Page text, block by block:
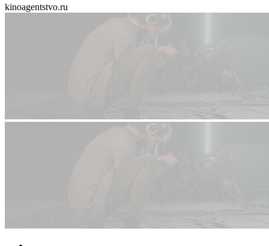
kinoagentstvo.ru